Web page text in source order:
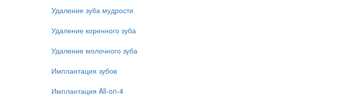
Удаление зуба мудрости
Удаление коренного зуба
Удаление молочного зуба
Имплантация зубов
Имплантация All-on-4